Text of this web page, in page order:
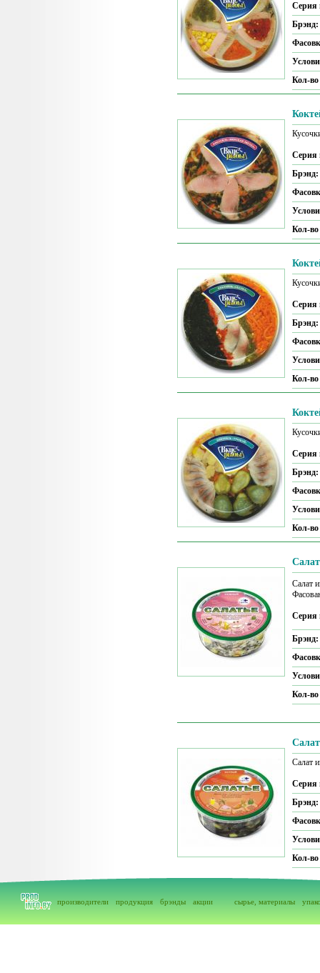
Серия
Брэнд:
Кол-во
Серия
Брэнд:
Кол-во
Серия
Брэнд:
Кол-во
Серия
Брэнд:
Кол-во
Салат
Серия
Брэнд:
Кол-во
Салат
Серия
Брэнд:
Кол-во
производители продукция брэнды акции сырье, материалы